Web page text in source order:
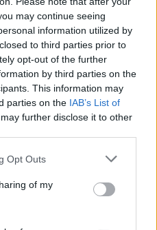
may continue seeing
information utilized by
to third parties prior to
opt-out of the further
by third parties on the
This information may
parties on the IAB’s List of
further disclose it to other
Opt Outs
of my